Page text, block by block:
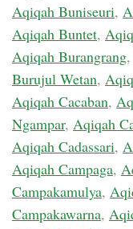
Aqiqah Buniseuri,
Aqiqah Buntet,
Aqiqah Burangrang,
Burujul Wetan,
Aqiqah Cacaban,
Ngampar, Aqiqah
Aqiqah Cadassari,
Aqiqah Campaga,
Campakamulya,
Campakawarna,